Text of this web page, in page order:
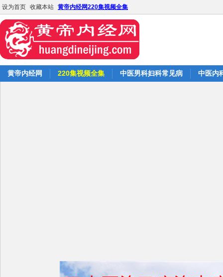
设为首页 收藏本站 黄帝内经网220集视频全集
黄帝内经网 220集视频全集 中医男科妇科常见病 中医内